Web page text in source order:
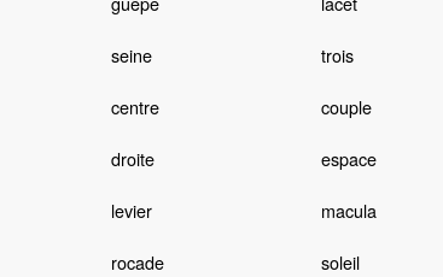
seine trois
centre couple
droite espace
levier macula
rocade soleil